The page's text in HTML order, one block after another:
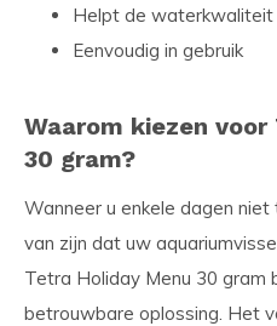
Helpt de waterkwaliteit
Eenvoudig in gebruik
Waarom kiezen
30 gram?
Wanneer u enkele dagen
van zijn dat uw
Tetra Holiday Menu 30 gram
betrouwbare oplossing. Het